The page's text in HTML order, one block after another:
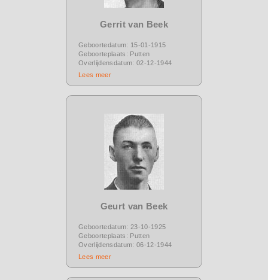
Gerrit van Beek
Geboortedatum: 15-01-1915
Geboorteplaats: Putten
Overlijdensdatum: 02-12-1944
Lees meer
Geurt van Beek
Geboortedatum: 23-10-1925
Geboorteplaats: Putten
Overlijdensdatum: 06-12-1944
Lees meer